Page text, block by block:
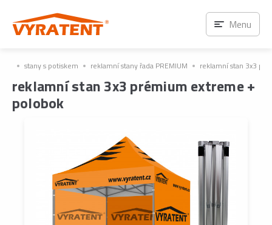
stany s potiskem reklamní stany řada PREMIUM reklamní stan 3x3
reklamní stan 3x3 prémium extreme +
polobok
Menu